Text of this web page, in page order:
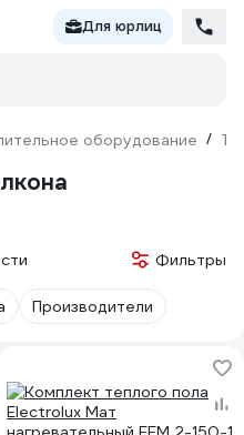
Для юрлиц
оборудование /
Фильтры
Производители